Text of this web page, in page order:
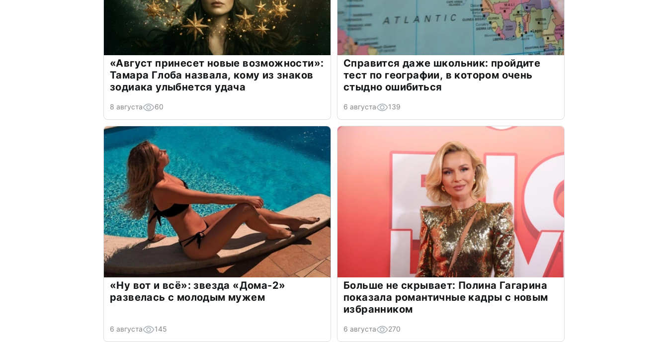
«Август принесет новые возможности»:
Тамара Глоба назвала, кому из знаков
зодиака улыбнется удача
8 августа 60
Справится даже школьник: пройдите
тест по географии, в котором очень
стыдно ошибиться
6 августа 139
«Ну вот и всё»: звезда «Дома-2»
развелась с молодым мужем
6 августа 145
Больше не скрывает: Полина Гагарина
показала романтичные кадры с новым
избранником
6 августа 270